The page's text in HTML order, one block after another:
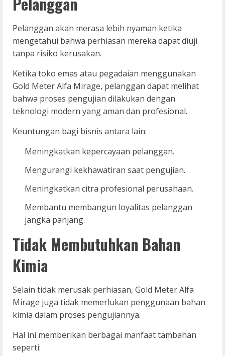
Pelanggan akan merasa lebih nyaman ketika
mengetahui bahwa perhiasan mereka dapat diuji
tanpa risiko kerusakan.
Ketika toko emas atau pegadaian menggunakan
Gold Meter Alfa Mirage, pelanggan dapat melihat
bahwa proses pengujian dilakukan dengan
teknologi modern yang aman dan profesional.
Keuntungan bagi bisnis antara lain:
Meningkatkan kepercayaan pelanggan.
Mengurangi kekhawatiran saat pengujian.
Meningkatkan citra profesional perusahaan.
Membantu membangun loyalitas pelanggan
jangka panjang.
Tidak Membutuhkan Bahan
Kimia
Selain tidak merusak perhiasan, Gold Meter Alfa
Mirage juga tidak memerlukan penggunaan bahan
kimia dalam proses pengujiannya.
Hal ini memberikan berbagai manfaat tambahan
seperti: